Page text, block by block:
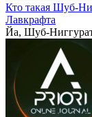
Кто такая Шуб-
Лавкрафта
Йа, Шуб-